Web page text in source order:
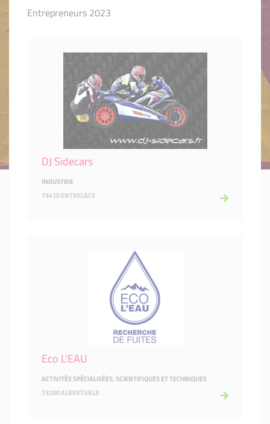
Entrepreneurs 2023
DJ Sidecars
INDUSTRIE
73410 ENTRELACS
Eco L'EAU
ACTIVITÉS SPÉCIALISÉES, SCIENTIFIQUES ET TECHNIQUES
73200 ALBERTVILLE